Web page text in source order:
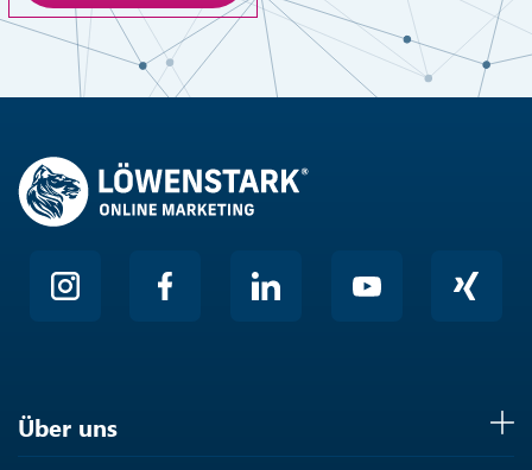
Anti-Roboter-Verifizierung
Hier klicken
Über uns